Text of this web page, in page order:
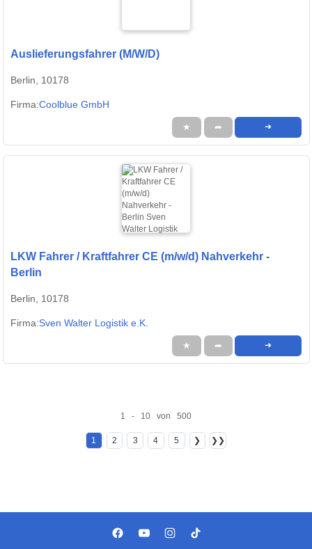
Auslieferungsfahrer (M/W/D)
Berlin, 10178
Firma:Coolblue GmbH
★ ➦ ➜
LKW Fahrer / Kraftfahrer CE (m/w/d) Nahverkehr -
Berlin
Berlin, 10178
Firma:Sven Walter Logistik e.K.
★ ➦ ➜
1 - 10 von 500
1 2 3 4 5 ❯ ❯❯